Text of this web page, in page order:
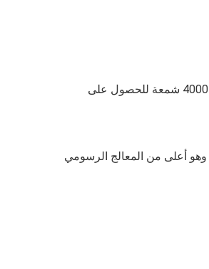
4000 شمعة للحصول على
وهو أعلى من المعالج الرسومي